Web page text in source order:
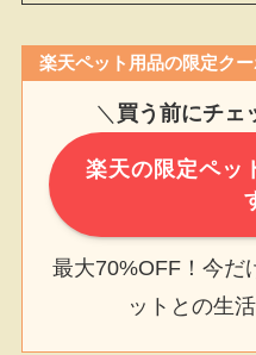
楽天ペット用品の限定ク
＼ 買う前にチェ
楽天の限定ペッ
最大70%OFF！今だ
ットとの生